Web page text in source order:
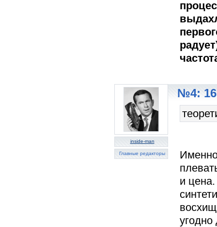
inside-man
Главные редакторы
№4: 16
и
угодно